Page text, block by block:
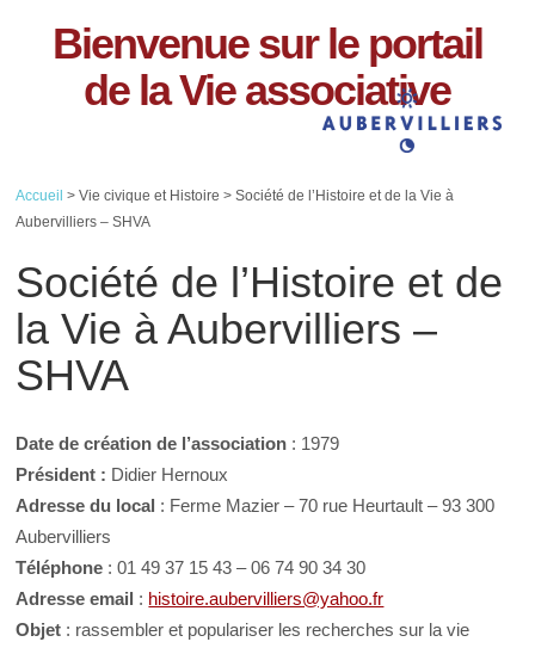
Bienvenue sur le portail
de la Vie associative
Accueil > Vie civique et Histoire > Société de l’Histoire et de la Vie à
Aubervilliers – SHVA
Société de l’Histoire et de
la Vie à Aubervilliers –
SHVA
Date de création de l’association : 1979
Président : Didier Hernoux
Adresse du local : Ferme Mazier – 70 rue Heurtault – 93 300
Aubervilliers
Téléphone : 01 49 37 15 43 – 06 74 90 34 30
Adresse email : histoire.aubervilliers@yahoo.fr
Objet : rassembler et populariser les recherches sur la vie